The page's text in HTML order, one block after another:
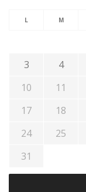
L M
3
4
10
11
17
18
24
25
31